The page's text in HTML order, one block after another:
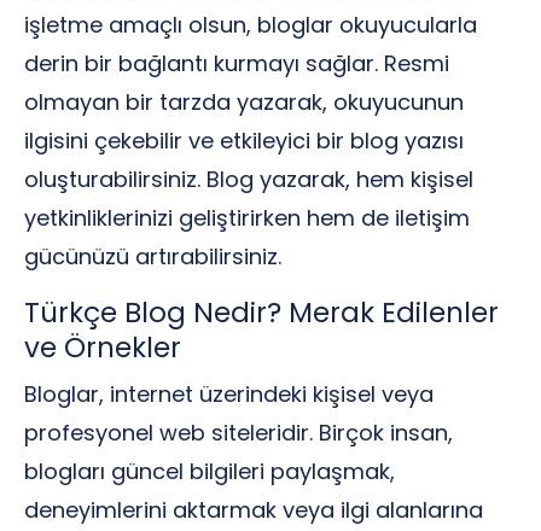
işletme amaçlı olsun, bloglar okuyucularla
derin bir bağlantı kurmayı sağlar. Resmi
olmayan bir tarzda yazarak, okuyucunun
ilgisini çekebilir ve etkileyici bir blog yazısı
oluşturabilirsiniz. Blog yazarak, hem kişisel
yetkinliklerinizi geliştirirken hem de iletişim
gücünüzü artırabilirsiniz.
Türkçe Blog Nedir? Merak Edilenler
ve Örnekler
Bloglar, internet üzerindeki kişisel veya
profesyonel web siteleridir. Birçok insan,
blogları güncel bilgileri paylaşmak,
deneyimlerini aktarmak veya ilgi alanlarına